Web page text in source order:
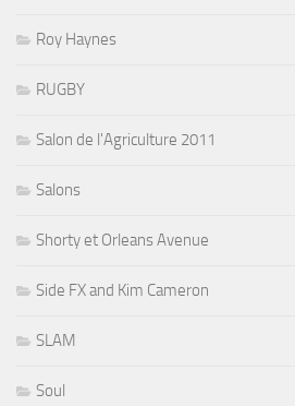
Roy Haynes
RUGBY
Salon de l'Agriculture 2011
Salons
Shorty et Orleans Avenue
Side FX and Kim Cameron
SLAM
Soul